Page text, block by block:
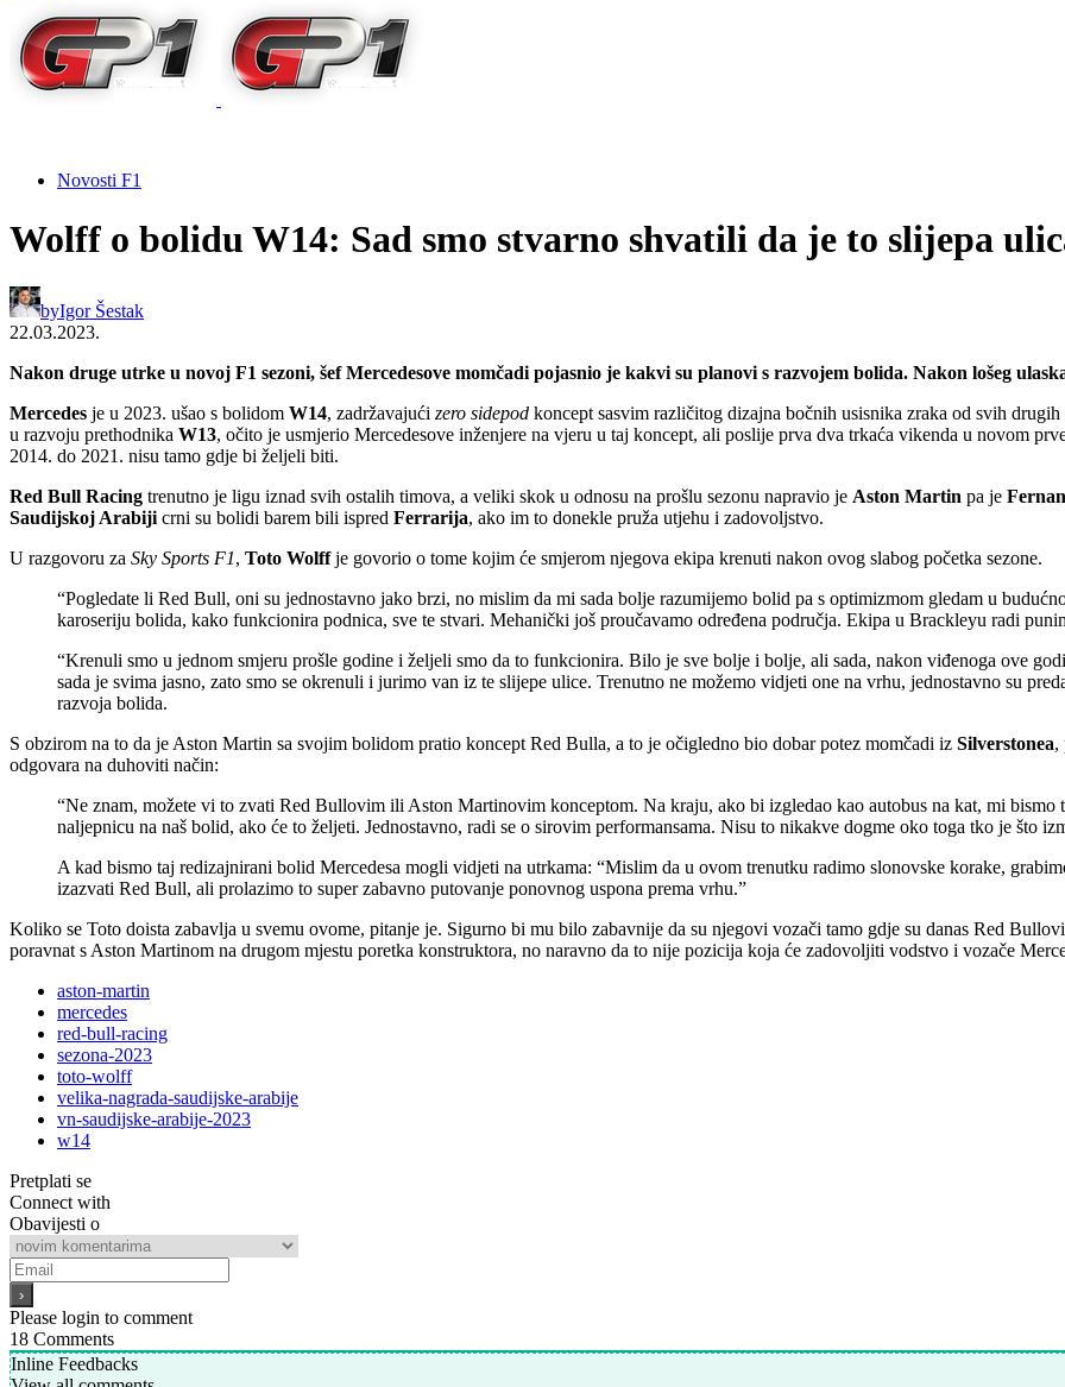
Novosti F1
Wolff o bolidu W14: Sad smo stvarno shvatili da je to slijepa
byIgor Šestak
22.03.2023.
Nakon druge utrke u novoj F1 sezoni, šef Mercedesove momčadi pojasnio je kakvi su planovi s razvojem bolida. Nakon lošeg
Mercedes je u 2023. ušao s bolidom W14, zadržavajući zero sidepod koncept sasvim različitog dizajna bočnih usisnika zraka od svih drugih
u razvoju prethodnika W13, očito je usmjerio Mercedesove inženjere na vjeru u taj koncept, ali poslije prva dva trkaća vikenda u novom
2014. do 2021. nisu tamo gdje bi željeli biti.
Red Bull Racing trenutno je ligu iznad svih ostalih timova, a veliki skok u odnosu na prošlu sezonu napravio je Aston Martin pa je
Saudijskoj Arabiji crni su bolidi barem bili ispred Ferrarija, ako im to donekle pruža utjehu i zadovoljstvo.
U razgovoru za Sky Sports F1, Toto Wolffje govorio o tome kojim će smjerom njegova ekipa krenuti nakon ovog slabog početka sezone.
“Pogledate li Red Bull, oni su jednostavno jako brzi, no mislim da mi sada bolje razumijemo bolid pa s optimizmom gledam u
karoseriju bolida, kako funkcionira podnica, sve te stvari. Mehanički još proučavamo određena područja. Ekipa u Brackleyu radi
“Krenuli smo u jednom smjeru prošle godine i željeli smo da to funkcionira. Bilo je sve bolje i bolje, ali sada, nakon viđenoga ove
sada je svima jasno, zato smo se okrenuli i jurimo van iz te slijepe ulice. Trenutno ne možemo vidjeti one na vrhu, jednostavno su
razvoja bolida.
S obzirom na to da je Aston Martin sa svojim bolidom pratio koncept Red Bulla, a to je očigledno bio dobar potez momčadi iz Silverstonea,
odgovara na duhoviti način:
“Ne znam, možete vi to zvati Red Bullovim ili Aston Martinovim konceptom. Na kraju, ako bi izgledao kao autobus na kat, mi
naljepnicu na naš bolid, ako će to željeti. Jednostavno, radi se o sirovim performansama. Nisu to nikakve dogme oko toga tko je što
A kad bismo taj redizajnirani bolid Mercedesa mogli vidjeti na utrkama: “Mislim da u ovom trenutku radimo slonovske korake,
izazvati Red Bull, ali prolazimo to super zabavno putovanje ponovnog uspona prema vrhu.”
Koliko se Toto doista zabavlja u svemu ovome, pitanje je. Sigurno bi mu bilo zabavnije da su njegovi vozači tamo gdje su danas Red
poravnat s Aston Martinom na drugom mjestu poretka konstruktora, no naravno da to nije pozicija koja će zadovoljiti vodstvo i vozače
aston-martin
mercedes
red-bull-racing
sezona-2023
toto-wolff
velika-nagrada-saudijske-arabije
vn-saudijske-arabije-2023
w14
Pretplati se
Connect with
Obavijesti o
Please login to comment
18 Comments
Inline Feedbacks